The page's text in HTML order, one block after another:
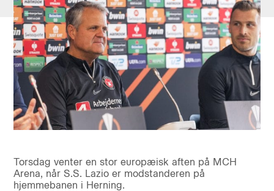
Torsdag venter en stor europæisk aften på MCH
Arena, når S.S. Lazio er modstanderen på
hjemmebanen i Herning.